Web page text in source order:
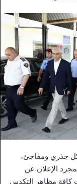
جذري ومفاجئ،
الإعلان عن
كافة مظاهر التكدس